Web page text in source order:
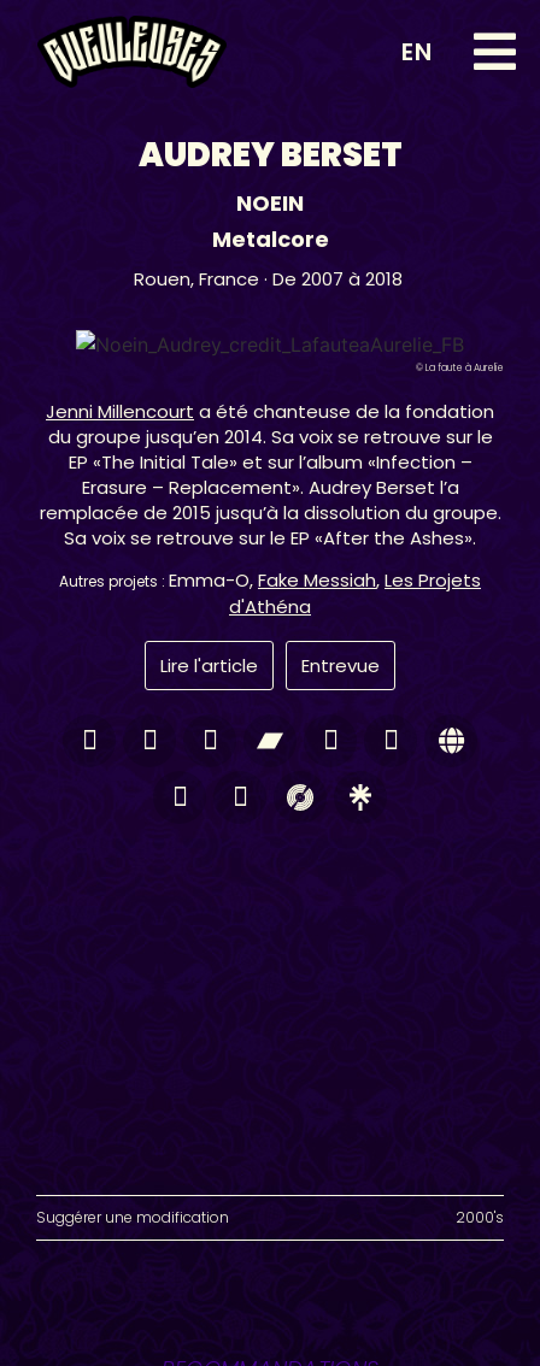
EN
AUDREY BERSET
NOEIN
Metalcore
Rouen, France · De 2007 à 2018
© La faute à Aurelie
Jenni Millencourt a été chanteuse de la fondation
du groupe jusqu’en 2014. Sa voix se retrouve sur le
EP «The Initial Tale» et sur l’album «Infection –
Erasure – Replacement». Audrey Berset l’a
remplacée de 2015 jusqu’à la dissolution du groupe.
Sa voix se retrouve sur le EP «After the Ashes».
Autres projets : Emma-O,Fake Messiah,Les Projets
d'Athéna
Lire l'article Entrevue
Suggérer une modification 2000's